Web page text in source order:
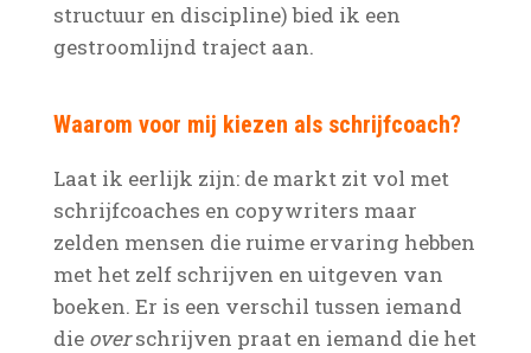
structuur en discipline) bied ik een
gestroomlijnd traject aan.
Waarom voor mij kiezen als schrijfcoach?
Laat ik eerlijk zijn: de markt zit vol met
schrijfcoaches en copywriters maar
zelden mensen die ruime ervaring hebben
met het zelf schrijven en uitgeven van
boeken. Er is een verschil tussen iemand
die overschrijven praat en iemand die het